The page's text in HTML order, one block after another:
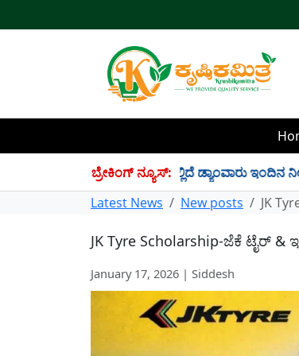
ಬ್ರೇಕಿಂಗ್ ನ್ಯೂಸ್:
ನೀರು ಸಂಗ್ರಹ! ಇಲ್ಲಿದೆ ಡ್ಯಾಂವಾರು ಇಂದಿನ ನೀರಿನ
Latest News
New posts JK
JK Tyre Scholarship-ಜೆಕೆ ಟೈರ್
January 17, 2026 | Siddesh